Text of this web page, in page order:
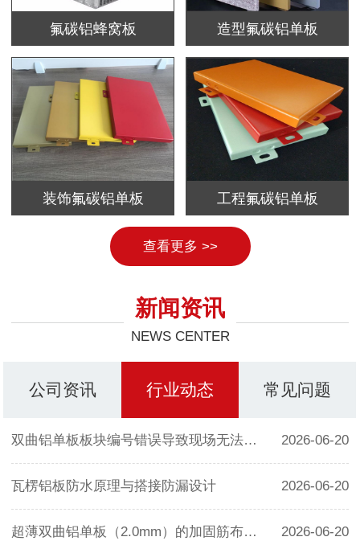
氟碳铝蜂窝板 造型氟碳铝单板
装饰氟碳铝单板 工程氟碳铝单板
查看更多 >>
新闻资讯
NEWS CENTER
公司资讯 行业动态 常见问题
双曲铝单板板块编号错误导致现场无法拼装的预案 2026-06-20
瓦楞铝板防水原理与搭接防漏设计 2026-06-20
超薄双曲铝单板（2.0mm）的加固筋布置规范 2026-06-20